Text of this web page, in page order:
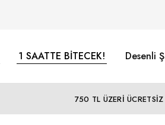
1 SAATTE BİTECEK! Desenli
750 TL ÜZERİ